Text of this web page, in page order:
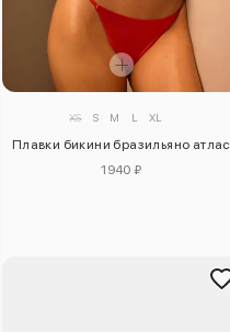
XS S M L XL
Плавки бикини бразильяно атлас
1940 ₽